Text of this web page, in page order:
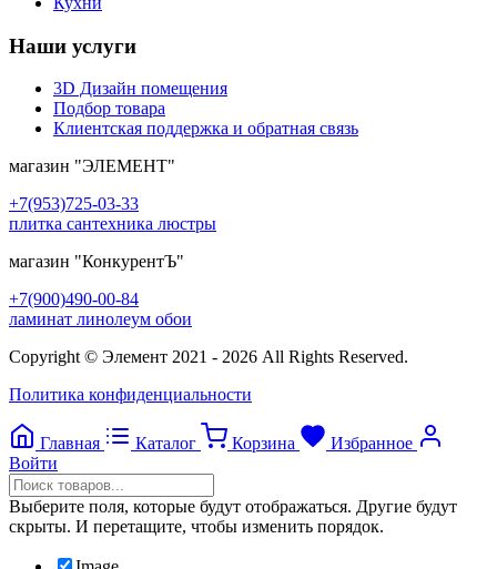
Наши услуги
3D Дизайн помещения
Подбор товара
Клиентская поддержка и обратная связь
магазин "ЭЛЕМЕНТ"
+7(953)725-03-33
плитка сантехника люстры
магазин "КонкурентЪ"
+7(900)490-00-84
ламинат линолеум обои
Copyright © Элемент 2021 - 2026 All Rights Reserved.
Политика конфиденциальности
Главная Каталог Корзина
Избранное
Войти
Выберите поля, которые будут отображаться. Другие будут
скрыты. И перетащите, чтобы изменить порядок.